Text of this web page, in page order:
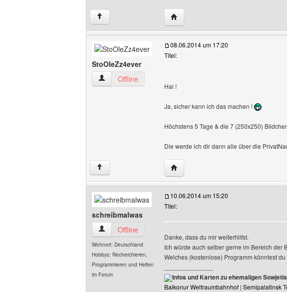
↑ Website dieses Benutzers besuchen:
StoOleZz4ever
StoOleZz4ever Benutzer-Profile anzeigen
Offline
08.06.2014 um 17:20
Titel:
Hai !
Ja, sicher kann ich das machen !
Höchstens 5 Tage & die 7 (250x250)
Die werde ich dir dann alle über die
↑ Website dieses Benutzers besuchen:
schreibmalwas
schreibmalwas Benutzer-Profile anzeigen
Offline
Wohnort: Deutschland
Hobbys: Recherchieren,
Programmieren und Helfen
im Forum
10.06.2014 um 15:20
Titel:
Danke, dass du mir weiterhilfst.
Ich würde auch selber gerne im Bereich der
Welches (kostenlose) Programm könntest
Infos und Karten zu ehemaligen
Baikonur Weltraumbahnhof | Semipalatinsk